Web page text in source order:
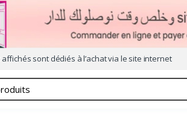
sont dédiés à l’achat via le site internet